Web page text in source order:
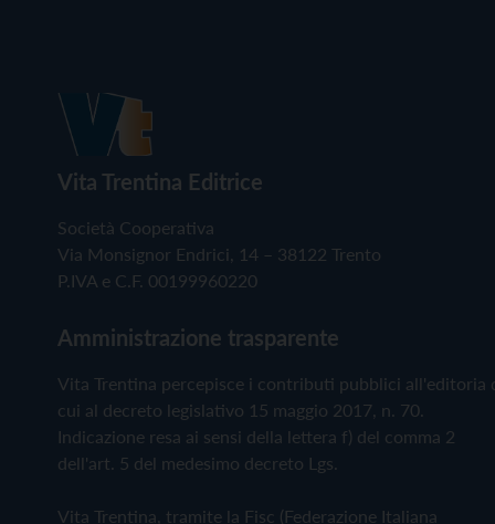
Vita Trentina Editrice
Società Cooperativa
Via Monsignor Endrici, 14 – 38122 Trento
P.IVA e C.F. 00199960220
Amministrazione trasparente
Vita Trentina percepisce i contributi pubblici all'editoria
cui al decreto legislativo 15 maggio 2017, n. 70.
Indicazione resa ai sensi della lettera f) del comma 2
dell'art. 5 del medesimo decreto Lgs.
Vita Trentina, tramite la Fisc (Federazione Italiana